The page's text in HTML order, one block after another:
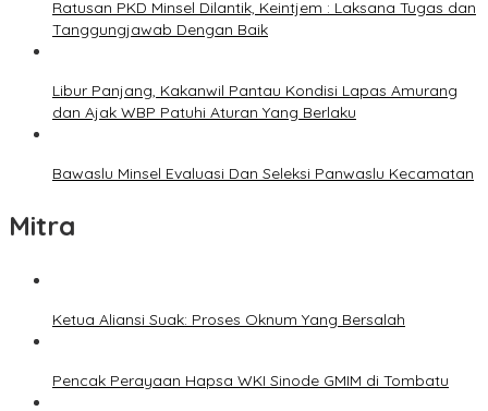
Ratusan PKD Minsel Dilantik, Keintjem : Laksana Tugas dan
Tanggungjawab Dengan Baik
Libur Panjang, Kakanwil Pantau Kondisi Lapas Amurang
dan Ajak WBP Patuhi Aturan Yang Berlaku
Bawaslu Minsel Evaluasi Dan Seleksi Panwaslu Kecamatan
Mitra
Ketua Aliansi Suak: Proses Oknum Yang Bersalah
Pencak Perayaan Hapsa WKI Sinode GMIM di Tombatu